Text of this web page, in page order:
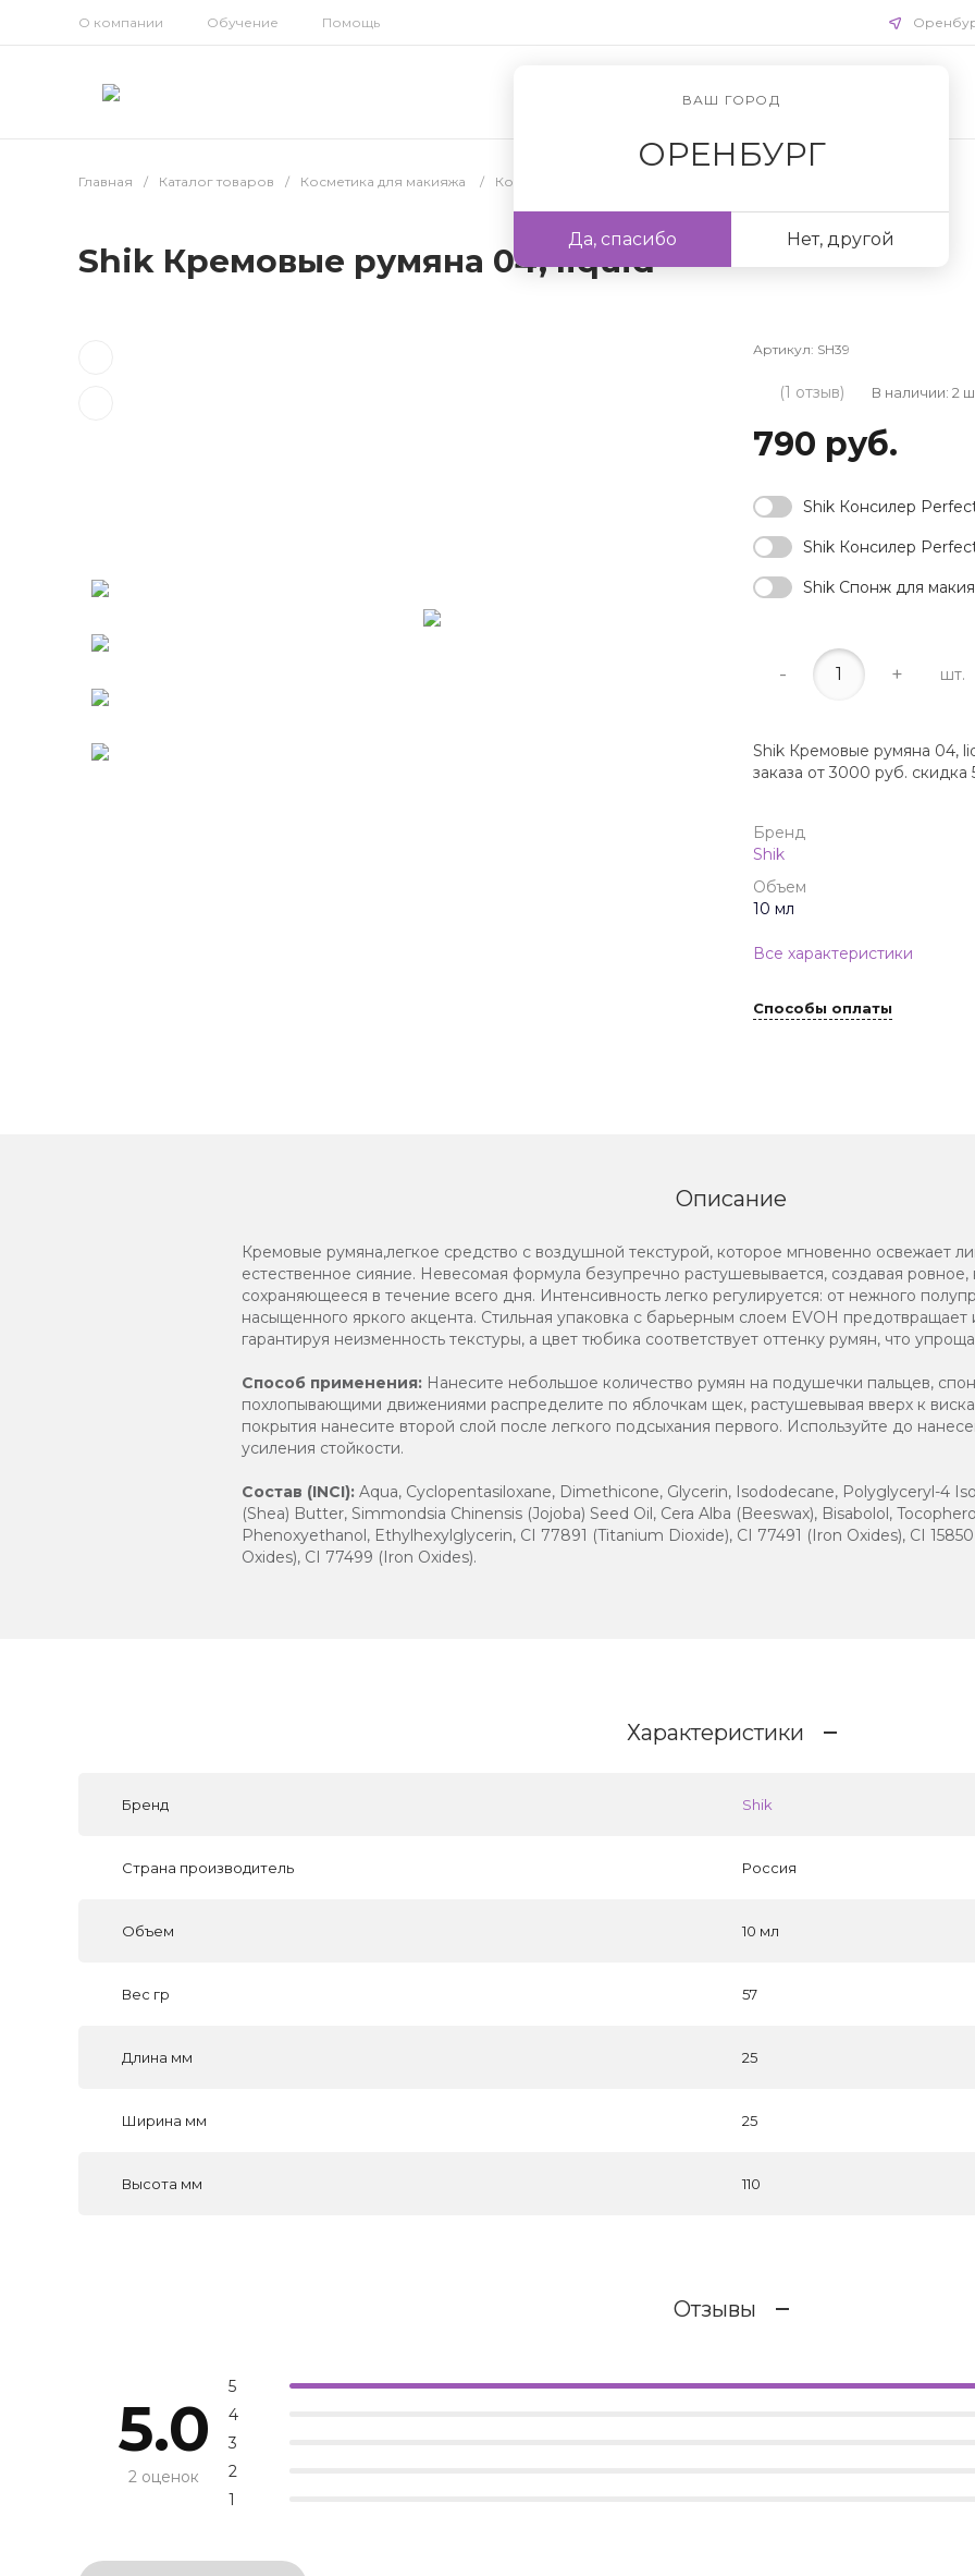
О компании Обучение Помощь
ВАШ ГОРОД
ОРЕНБУРГ
Да, спасибо Нет, другой
Главная / Каталог товаров / Косметика для макияжа / Косметика для лица
Shik Кремовые румяна 04, liquid
Артикул: SH39
(1 отзыв) В наличии: 2
790 руб.
Shik Консилер
Shik Консилер
Shik Спонж для
- + шт.
Shik Кремовые румяна 04,
заказа от 3000 руб.
Бренд
Shik
Объем
10 мл
Все характеристики
Способы оплаты
Описание
Кремовые румяна,легкое средство с воздушной текстурой, которое мгновенно освежает
естественное сияние. Невесомая формула безупречно растушевывается, создавая
сохраняющееся в течение всего дня. Интенсивность легко регулируется: от нежного
насыщенного яркого акцента. Стильная упаковка с барьерным слоем EVOH предотвращает
гарантируя неизменность текстуры, а цвет тюбика соответствует оттенку румян, что
Способ применения: Нанесите небольшое количество румян на подушечки пальцев,
похлопывающими движениями распределите по яблочкам щек, растушевывая вверх к
покрытия нанесите второй слой после легкого подсыхания первого. Используйте до
усиления стойкости.
Состав (INCI): Aqua, Cyclopentasiloxane, Dimethicone, Glycerin, Isododecane, Polyglyceryl-4
(Shea) Butter, Simmondsia Chinensis (Jojoba) Seed Oil, Cera Alba (Beeswax), Bisabolol,
Phenoxyethanol, Ethylhexylglycerin, CI 77891 (Titanium Dioxide), CI 77491 (Iron Oxides), CI
Oxides), CI 77499 (Iron Oxides).
Характеристики
Бренд Shik
Страна производитель Россия
Объем 10 мл
Вес гр 57
Длина мм 25
Ширина мм 25
Высота мм 110
Отзывы
5.0
2 оценок
5
4
3
2
1